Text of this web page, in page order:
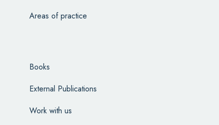
Areas of practice
Books
External Publications
Work with us